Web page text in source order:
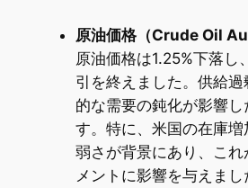
原油価格（Crude Oil
原油価格は1.25%下落し
引を終えました。供給
的な需要の鈍化が影響し
す。特に、米国の在庫
弱さが背景にあり、こ
メントに影響を与えまし